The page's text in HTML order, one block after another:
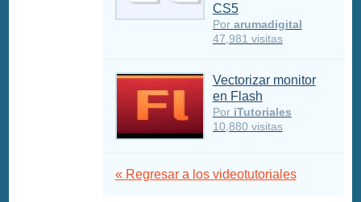
CS5
Por arumadigital
47,981 visitas
Vectorizar monitor
en Flash
Por iTutoriales
10,880 visitas
« Regresar a los videotutoriales